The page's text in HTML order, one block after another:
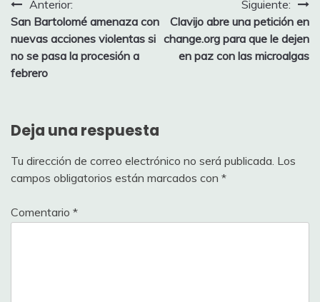
Navegación
de
entradas
Anterior:
San Bartolomé amenaza con
nuevas acciones violentas si
no se pasa la procesión a
febrero
Siguiente:
Clavijo abre una petición en
change.org para que le dejen
en paz con las microalgas
Deja una respuesta
Tu dirección de correo electrónico no será publicada. Los
campos obligatorios están marcados con *
Comentario *